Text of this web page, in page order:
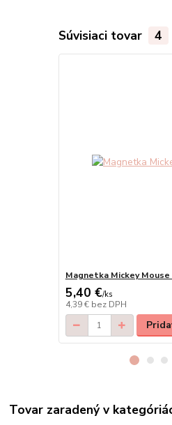
Súvisiaci tovar 4
Magnetka Mickey Mouse
5,40 €/ks
4,39 € bez DPH
Tovar zaradený v